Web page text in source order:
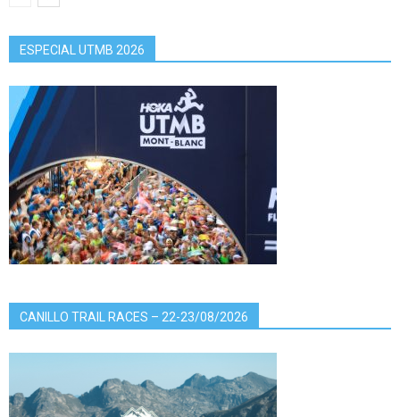
ESPECIAL UTMB 2026
CANILLO TRAIL RACES – 22-23/08/2026